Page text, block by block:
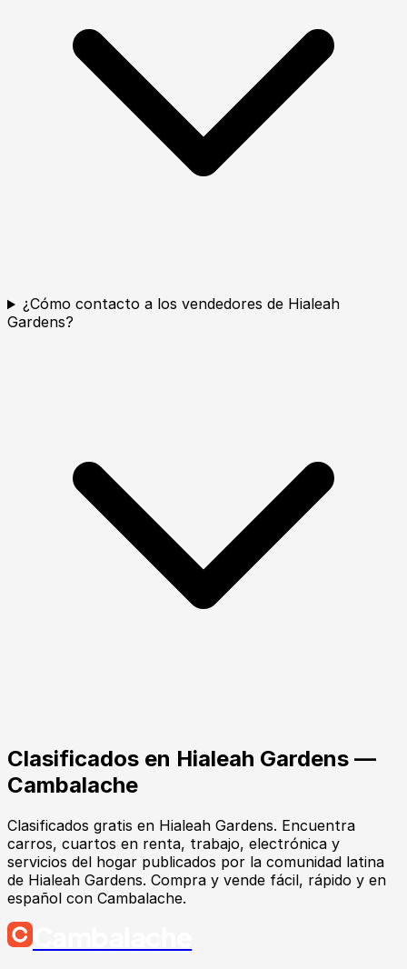
¿Cómo contacto a los vendedores de Hialeah
Gardens?
Clasificados en Hialeah Gardens —
Cambalache
Clasificados gratis en Hialeah Gardens. Encuentra
carros, cuartos en renta, trabajo, electrónica y
servicios del hogar publicados por la comunidad latina
de Hialeah Gardens. Compra y vende fácil, rápido y en
español con Cambalache.